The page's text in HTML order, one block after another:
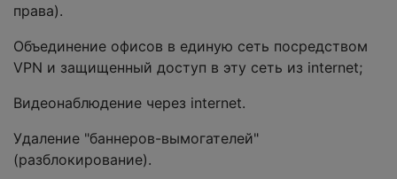
права).
Объединение офисов в единую сеть посредством
VPN и защищенный доступ в эту сеть из internet;
Видеонаблюдение через internet.
Удаление "баннеров-вымогателей"
(разблокирование).